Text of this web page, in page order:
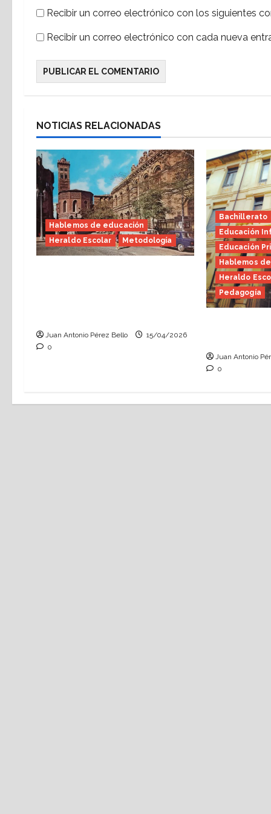
a
s
Recibir un correo electrónico con los siguientes
Recibir un correo electrónico con cada nueva
NOTICIAS RELACIONADAS
Hablemos de educación
Heraldo Escolar
Metodología
Juan Antonio Pérez Bello
15/04/2026
0
Bachillerato
Educación
Educación
Hablemos
Heraldo
Pedagogía
Juan Antonio
0